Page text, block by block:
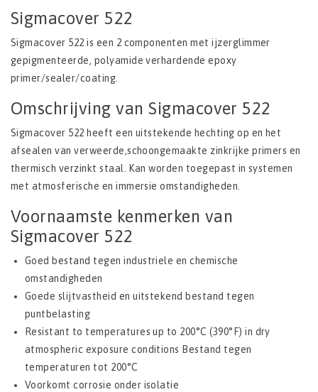
Sigmacover 522
Sigmacover 522 is een 2 componenten met ijzerglimmer
gepigmenteerde, polyamide verhardende epoxy
primer/sealer/coating.
Omschrijving van Sigmacover 522
Sigmacover 522 heeft een uitstekende hechting op en het
afsealen van verweerde,schoongemaakte zinkrijke primers en
thermisch verzinkt staal. Kan worden toegepast in systemen
met atmosferische en immersie omstandigheden.
Voornaamste kenmerken van
Sigmacover 522
Goed bestand tegen industriele en chemische
omstandigheden
Goede slijtvastheid en uitstekend bestand tegen
puntbelasting
Resistant to temperatures up to 200°C (390°F) in dry
atmospheric exposure conditions Bestand tegen
temperaturen tot 200°C
Voorkomt corrosie onder isolatie